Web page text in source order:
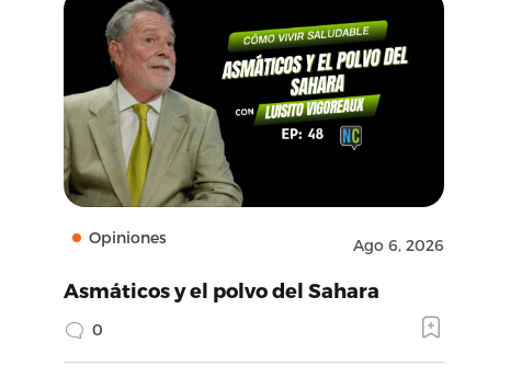
Opiniones Ago 6, 2026
Asmáticos y el polvo del Sahara
0